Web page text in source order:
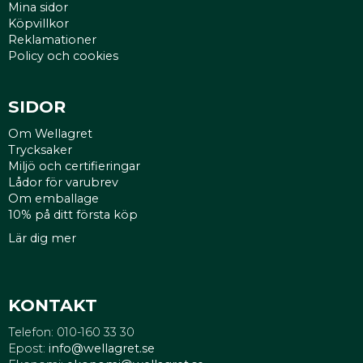
Mina sidor
Köpvillkor
Reklamationer
Policy och cookies
SIDOR
Om Wellagret
Trycksaker
Miljö och certifieringar
Lådor för varubrev
Om emballage
10% på ditt första köp
Lär dig mer
KONTAKT
Telefon: 010-160 33 30
Epost: info@wellagret.se